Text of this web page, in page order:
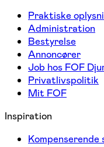
Praktiske
Administration
Bestyrelse
Annoncører
Job hos FOF
Privatlivspolitik
Mit FOF
Inspiration
Kompenserende